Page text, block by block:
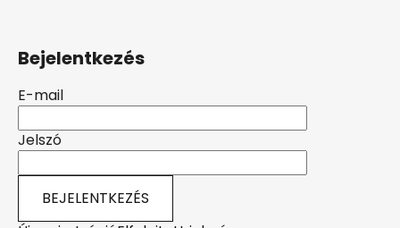
Bejelentkezés
E-mail
Jelszó
BEJELENTKEZÉS